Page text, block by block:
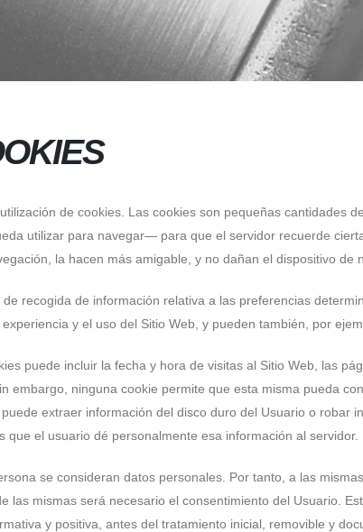
de cookies. Las cookies son pequeñas cantidades
utilizar para navegar— para que el servidor recuerde
la hacen más amigable, y no dañan el dispositivo de
recogida de información relativa a las preferencias
y el uso del Sitio Web, y pueden también, por
puede incluir la fecha y hora de visitas al Sitio Web, las
embargo, ninguna cookie permite que esta misma pueda
extraer información del disco duro del Usuario o robar
el usuario dé personalmente esa información al servidor.
se consideran datos personales. Por tanto, a las
las mismas será necesario el consentimiento del Usuario.
y positiva, antes del tratamiento inicial, removible y